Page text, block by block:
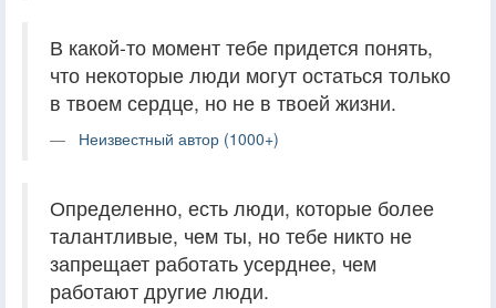
В какой-то момент тебе придется понять,
что некоторые люди могут остаться только
в твоем сердце, но не в твоей жизни.
Неизвестный автор (1000+)
Определенно, есть люди, которые более
талантливые, чем ты, но тебе никто не
запрещает работать усерднее, чем
работают другие люди.